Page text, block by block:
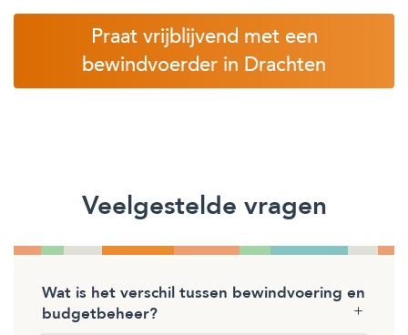
Praat vrijblijvend met een
bewindvoerder in Drachten
Veelgestelde vragen
Wat is het verschil tussen bewindvoering en
budgetbeheer?